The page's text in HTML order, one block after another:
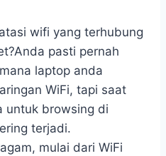
wifi yang terhubung
pasti pernah
laptop anda
WiFi, tapi saat
untuk browsing di
terjadi.
mulai dari WiFi